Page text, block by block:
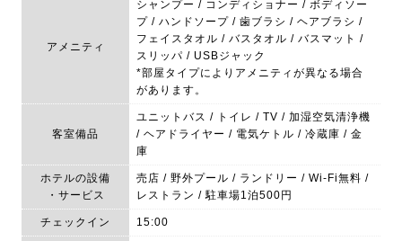
アメニティ
シャンプー / コンディショナー / ボディソー
プ / ハンドソープ / 歯ブラシ / ヘアブラシ /
フェイスタオル / バスタオル / バスマット /
スリッパ / USBジャック
*部屋タイプによりアメニティが異なる場合
があります。
客室備品
ユニットバス / トイレ / TV / 加湿空気清浄機
/ ヘアドライヤー / 電気ケトル / 冷蔵庫 / 金
庫
ホテルの設備
・サービス
売店 / 野外プール / ランドリー / Wi-Fi無料 /
レストラン / 駐車場1泊500円
チェックイン 15:00